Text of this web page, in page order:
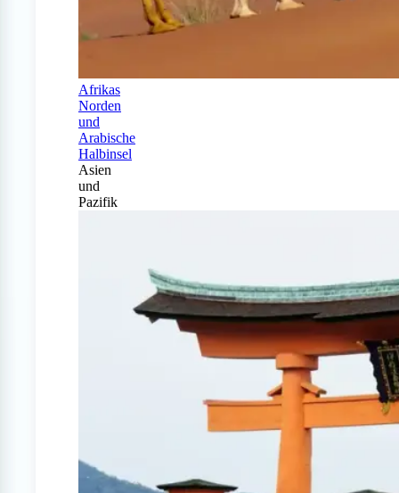
Afrikas
Norden
und
Arabische
Halbinsel
Asien
und
Pazifik